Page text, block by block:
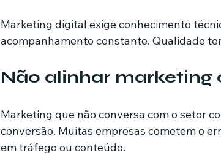
Marketing digital exige conhecimento
acompanhamento constante. Qualidade
Não alinhar marketing
Marketing que não conversa com o setor
conversão. Muitas empresas cometem o
em tráfego ou conteúdo.